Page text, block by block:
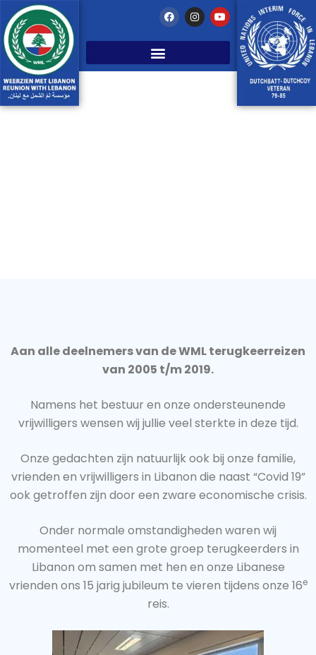
Aan alle deelnemers van de WML terugkeerreizen
van 2005 t/m 2019.
Namens het bestuur en onze ondersteunende
vrijwilligers wensen wij jullie veel sterkte in deze tijd.
Onze gedachten zijn natuurlijk ook bij onze familie,
vrienden en vrijwilligers in Libanon die naast “Covid 19”
ook getroffen zijn door een zware economische crisis.
Onder normale omstandigheden waren wij
momenteel met een grote groep terugkeerders in
Libanon om samen met hen en onze Libanese
vrienden ons 15 jarig jubileum te vieren tijdens onze 16e
reis.